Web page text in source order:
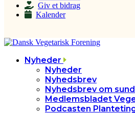
Giv et bidrag
Kalender
Nyheder
Nyheder
Nyhedsbrev
Nyhedsbrev om
Medlemsbladet
Podcasten